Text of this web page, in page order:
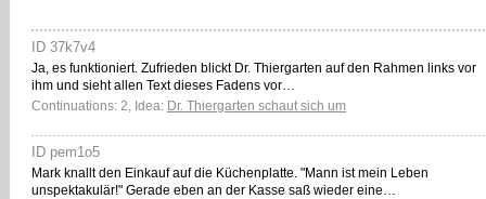
ID 37k7v4
Ja, es funktioniert. Zufrieden blickt Dr. Thiergarten auf den Rahmen links vor
ihm und sieht allen Text dieses Fadens vor…
Continuations: 2, Idea: Dr. Thiergarten schaut sich um
ID pem1o5
Mark knallt den Einkauf auf die Küchenplatte. "Mann ist mein Leben
unspektakulär!" Gerade eben an der Kasse saß wieder eine…